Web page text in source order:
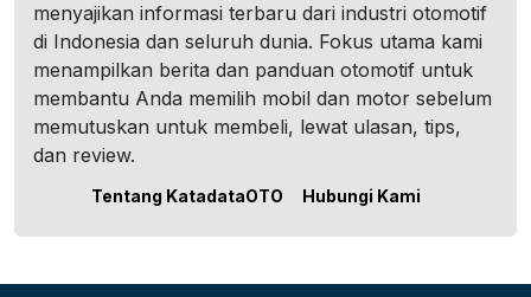
menyajikan informasi terbaru dari industri otomotif
di Indonesia dan seluruh dunia. Fokus utama kami
menampilkan berita dan panduan otomotif untuk
membantu Anda memilih mobil dan motor sebelum
memutuskan untuk membeli, lewat ulasan, tips,
dan review.
Tentang KatadataOTO Hubungi Kami